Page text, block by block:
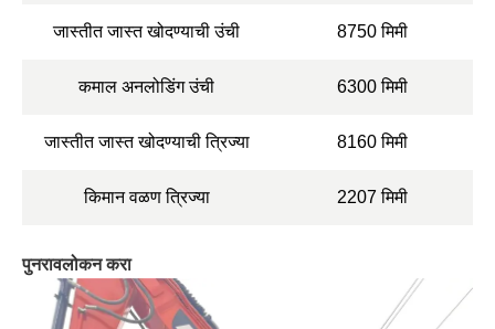
जास्तीत जास्त खोदण्याची उंची 8750 मिमी
कमाल अनलोडिंग उंची 6300 मिमी
जास्तीत जास्त खोदण्याची त्रिज्या 8160 मिमी
किमान वळण त्रिज्या 2207 मिमी
पुनरावलोकन करा